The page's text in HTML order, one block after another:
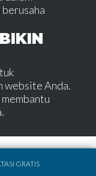
website Anda.
GRATIS